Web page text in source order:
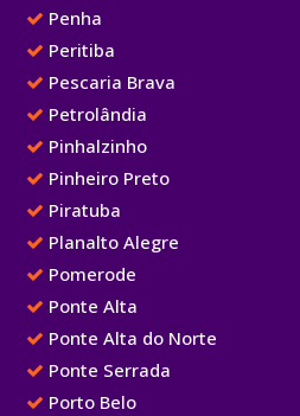
Penha
Peritiba
Pescaria Brava
Petrolândia
Pinhalzinho
Pinheiro Preto
Piratuba
Planalto Alegre
Pomerode
Ponte Alta
Ponte Alta do Norte
Ponte Serrada
Porto Belo